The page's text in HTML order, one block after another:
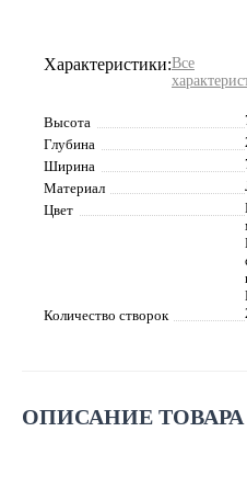
Характеристики:Все
Высота
Глубина
Ширина
Материал
Цвет
Количество створок
ОПИСАНИЕ ТОВАРА